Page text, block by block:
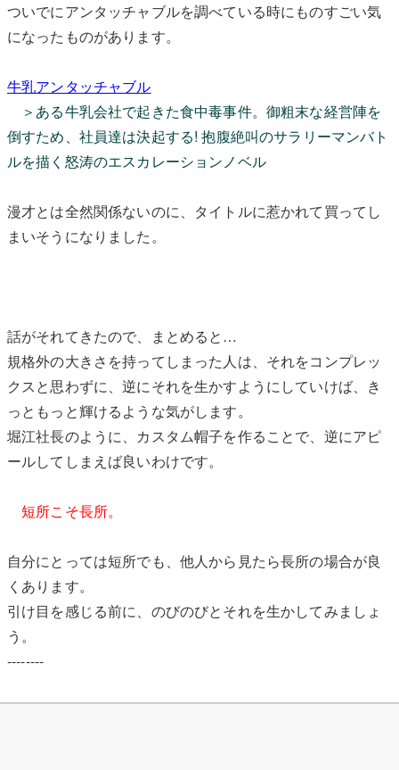
ついでにアンタッチャブルを調べている時にものすごい気
になったものがあります。
牛乳アンタッチャブル
＞ある牛乳会社で起きた食中毒事件。御粗末な経営陣を
倒すため、社員達は決起する! 抱腹絶叫のサラリーマンバト
ルを描く怒涛のエスカレーションノベル
漫才とは全然関係ないのに、タイトルに惹かれて買ってし
まいそうになりました。
話がそれてきたので、まとめると…
規格外の大きさを持ってしまった人は、それをコンプレッ
クスと思わずに、逆にそれを生かすようにしていけば、き
っともっと輝けるような気がします。
堀江社長のように、カスタム帽子を作ることで、逆にアピ
ールしてしまえば良いわけです。
短所こそ長所。
自分にとっては短所でも、他人から見たら長所の場合が良
くあります。
引け目を感じる前に、のびのびとそれを生かしてみましょ
う。
--------